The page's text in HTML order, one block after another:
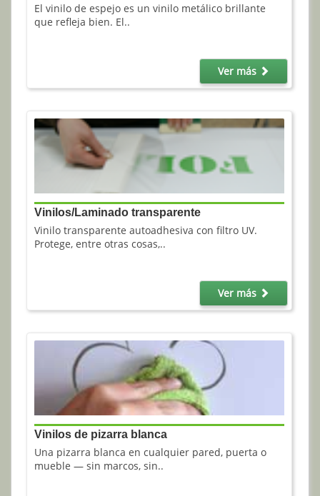
El vinilo de espejo es un vinilo metálico brillante
que refleja bien. El..
Ver más
Vinilos/Laminado transparente
Vinilo transparente autoadhesiva con filtro UV.
Protege, entre otras cosas,..
Ver más
Vinilos de pizarra blanca
Una pizarra blanca en cualquier pared, puerta o
mueble — sin marcos, sin..